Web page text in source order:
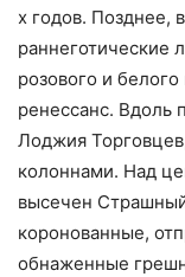
х годов. Позднее,
раннеготические
розового и
ренессанс. Вдоль
Лоджия
колоннами. Над
высечен
коронованные,
обнаженные